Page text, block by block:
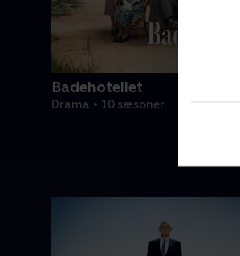
Badehotellet
Drama • 10 sæsoner